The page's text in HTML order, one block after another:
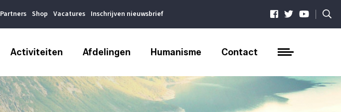
Partners Shop Vacatures Inschrijven nieuwsbrief |
Activiteiten Afdelingen Humanisme Contact